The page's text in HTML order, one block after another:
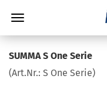
SUMMA S One Serie
(Art.Nr.: S One Serie)